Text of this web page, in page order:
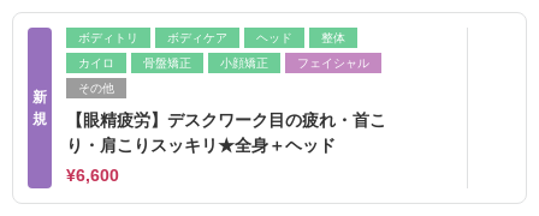
新
規
ボディトリ ボディケア ヘッド
整体
カイロ
骨盤矯正 小顔矯正
フェイシャル
その他
【眼精疲労】デスクワーク目の疲れ・首こ
り・肩こりスッキリ★全身＋ヘッド
¥6,600